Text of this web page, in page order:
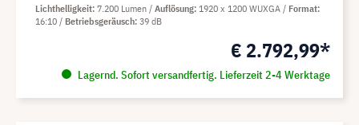
€ 2.792,99*
Lagernd. Sofort versandfertig. Lieferzeit 2-4 Werktage
Lichthelligkeit 7.200 Lumen Auflösung 1920 x 1200 WUXGA
Format
16:10
Betriebsgeräusch 39 dB